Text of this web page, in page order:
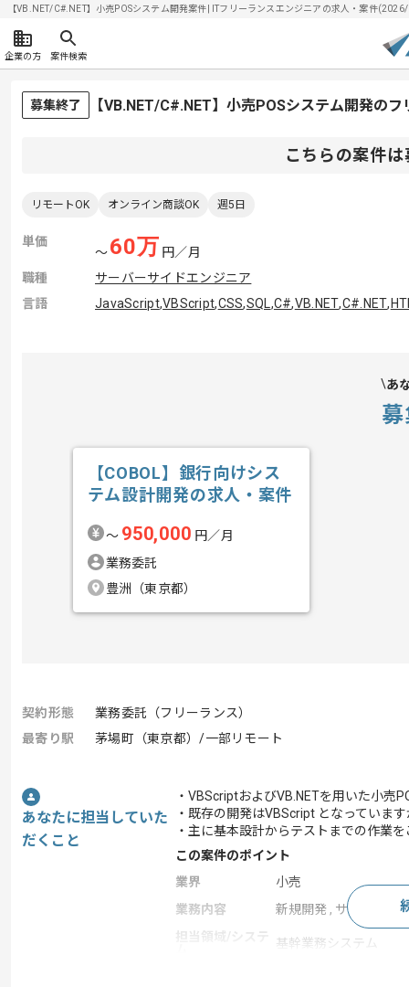
【VB.NET/C#.NET】小売POSシステム開発案件| ITフリーランスエンジニアの求人・案件
企業の方 案件検索
募集終了 【VB.NET/C#.NET】小売POSシステム開発の
こちらの案件
リモートOK オンライン商談OK 週5日
単価
〜60万 円／月
職種
サーバーサイドエンジニア
言語
JavaScript,VBScript,CSS,SQL ,C#,VB.NET,C#.NET,
あ
【COBOL】銀行向けシス
テム設計開発の求人・案件
〜 950,000 円／月
業務委託
豊洲（東京都）
契約形態
業務委託（フリーランス）
最寄り駅
茅場町（東京都）/一部リモート
あなたに担当していた
だくこと
・VBScriptおよびVB.NETを用いた小売
・既存の開発はVBScript となっていま
・主に基本設計からテストまでの作業
この案件のポイント
業界
小売
業務内容
新規開発 , サーバーサ
担当領域/システ
基幹業務システム